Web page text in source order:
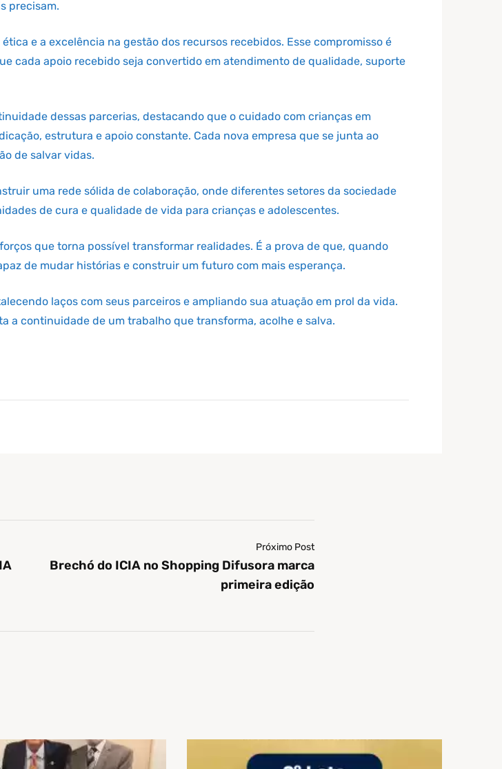
precisam.
e a excelência na gestão dos recursos recebidos. Esse compromisso é
cada apoio recebido seja convertido em atendimento de qualidade, suporte
dessas parcerias, destacando que o cuidado com crianças em
estrutura e apoio constante. Cada nova empresa que se junta ao
de salvar vidas.
uma rede sólida de colaboração, onde diferentes setores da sociedade
de cura e qualidade de vida para crianças e adolescentes.
que torna possível transformar realidades. É a prova de que, quando
de mudar histórias e construir um futuro com mais esperança.
laços com seus parceiros e ampliando sua atuação em prol da vida.
a continuidade de um trabalho que transforma, acolhe e salva.
Próximo Post
Brechó do ICIA no Shopping Difusora marca
primeira edição